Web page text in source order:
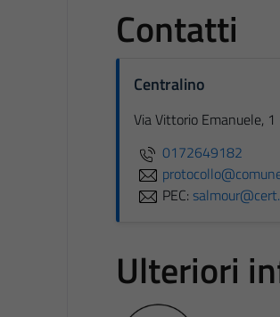
Contatti
Centralino
Via Vittorio Emanuele,
0172649182
PEC:
Ulteriori